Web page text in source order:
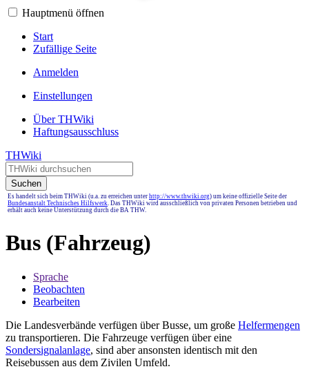
Hauptmenü öffnen
Start
Zufällige Seite
Anmelden
Einstellungen
Über THWiki
Haftungsausschluss
THWiki
Suchen
Es handelt sich beim THWiki (u.a. zu erreichen unter http://www.thwiki.org) um keine offizielle Seite der
Bundesanstalt Technisches Hilfswerk. Das THWiki wird ausschließlich von privaten Personen betrieben und
erhält auch keine Unterstützung durch die BA THW.
Bus (Fahrzeug)
Sprache
Beobachten
Bearbeiten
Die Landesverbände verfügen über Busse, um große Helfermengen
zu transportieren. Die Fahrzeuge verfügen über eine
Sondersignalanlage, sind aber ansonsten identisch mit den
Reisebussen aus dem Zivilen Umfeld.